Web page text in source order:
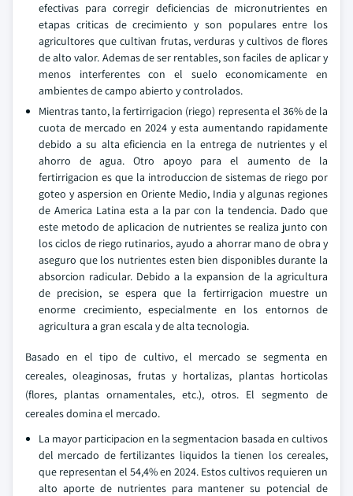
efectivas para corregir deficiencias de micronutrientes en
etapas criticas de crecimiento y son populares entre los
agricultores que cultivan frutas, verduras y cultivos de flores
de alto valor. Ademas de ser rentables, son faciles de aplicar y
menos interferentes con el suelo economicamente en
ambientes de campo abierto y controlados.
Mientras tanto, la fertirrigacion (riego) representa el 36% de la
cuota de mercado en 2024 y esta aumentando rapidamente
debido a su alta eficiencia en la entrega de nutrientes y el
ahorro de agua. Otro apoyo para el aumento de la
fertirrigacion es que la introduccion de sistemas de riego por
goteo y aspersion en Oriente Medio, India y algunas regiones
de America Latina esta a la par con la tendencia. Dado que
este metodo de aplicacion de nutrientes se realiza junto con
los ciclos de riego rutinarios, ayudo a ahorrar mano de obra y
aseguro que los nutrientes esten bien disponibles durante la
absorcion radicular. Debido a la expansion de la agricultura
de precision, se espera que la fertirrigacion muestre un
enorme crecimiento, especialmente en los entornos de
agricultura a gran escala y de alta tecnologia.
Basado en el tipo de cultivo, el mercado se segmenta en
cereales, oleaginosas, frutas y hortalizas, plantas horticolas
(flores, plantas ornamentales, etc.), otros. El segmento de
cereales domina el mercado.
La mayor participacion en la segmentacion basada en cultivos
del mercado de fertilizantes liquidos la tienen los cereales,
que representan el 54,4% en 2024. Estos cultivos requieren un
alto aporte de nutrientes para mantener su potencial de